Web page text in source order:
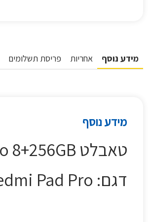
מידע נוסף אחריות פריסת תשלומים
מידע נוסף
טאבלט Redmi Pad Pro 8+256GB שיאומי XIAOMI כחול
דגם: Redmi Pad Pro